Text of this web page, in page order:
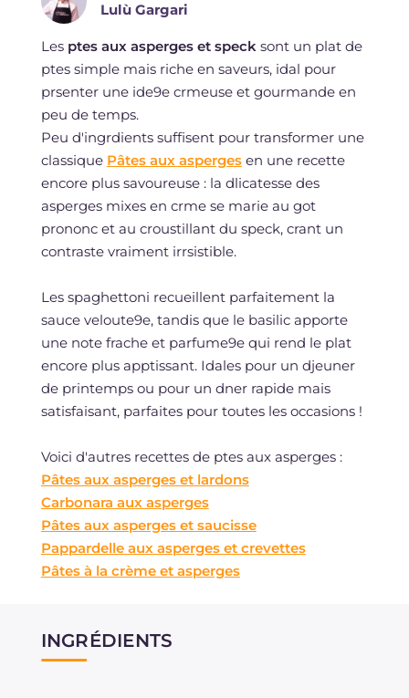
Lulù Gargari
Les ptes aux asperges et speck sont un plat de
ptes simple mais riche en saveurs, idal pour
prsenter une ide9e crmeuse et gourmande en
peu de temps.
Peu d'ingrdients suffisent pour transformer une
classique Pâtes aux aspergesen une recette
encore plus savoureuse : la dlicatesse des
asperges mixes en crme se marie au got
prononc et au croustillant du speck, crant un
contraste vraiment irrsistible.
Les spaghettoni recueillent parfaitement la
sauce veloute9e, tandis que le basilic apporte
une note frache et parfume9e qui rend le plat
encore plus apptissant. Idales pour un djeuner
de printemps ou pour un dner rapide mais
satisfaisant, parfaites pour toutes les occasions !
Voici d'autres recettes de ptes aux asperges :
Pâtes aux asperges et lardons
Carbonara aux asperges
Pâtes aux asperges et saucisse
Pappardelle aux asperges et crevettes
Pâtes à la crème et asperges
INGRÉDIENTS